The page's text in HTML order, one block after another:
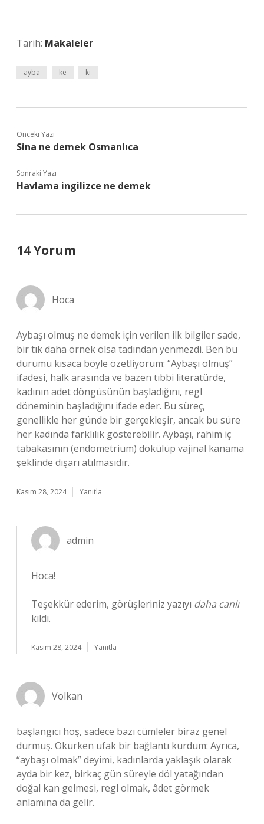
Tarih: Makaleler
ayba ke ki
Önceki Yazı
Sina ne demek Osmanlıca
Sonraki Yazı
Havlama ingilizce ne demek
14 Yorum
Hoca
Aybaşı olmuş ne demek için verilen ilk bilgiler sade,
bir tık daha örnek olsa tadından yenmezdi. Ben bu
durumu kısaca böyle özetliyorum: “Aybaşı olmuş”
ifadesi, halk arasında ve bazen tıbbi literatürde,
kadının adet döngüsünün başladığını, regl
döneminin başladığını ifade eder. Bu süreç,
genellikle her günde bir gerçekleşir, ancak bu süre
her kadında farklılık gösterebilir. Aybaşı, rahim iç
tabakasının (endometrium) dökülüp vajinal kanama
şeklinde dışarı atılmasıdır.
Kasım 28, 2024 Yanıtla
admin
Hoca!
Teşekkür ederim, görüşleriniz yazıyı daha canlı
kıldı.
Kasım 28, 2024 Yanıtla
Volkan
başlangıcı hoş, sadece bazı cümleler biraz genel
durmuş. Okurken ufak bir bağlantı kurdum: Ayrıca,
“aybaşı olmak” deyimi, kadınlarda yaklaşık olarak
ayda bir kez, birkaç gün süreyle döl yatağından
doğal kan gelmesi, regl olmak, âdet görmek
anlamına da gelir.